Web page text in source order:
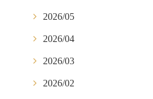
2026/05
2026/04
2026/03
2026/02